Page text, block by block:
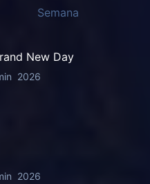
Semana
New Day
2026
2026